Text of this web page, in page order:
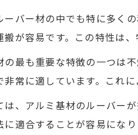
ーバー材の中でも特に多く
が容易です。この特性は
の最も重要な特徴の一つは
常に適しています。これ
は、アルミ基材のルーバー
適合することが容易になり